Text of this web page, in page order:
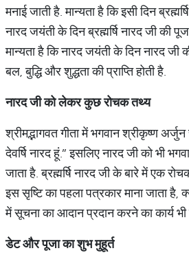
मनाई जाती है. मान्यता है कि इसी दिन
नारद जयंती के दिन ब्रह्मर्षि नारद जी की
मान्यता है कि नारद जयंती के दिन नारद जी
बल, बुद्धि और शुद्धता की प्राप्ति होती है.
नारदजीकोलेकरकुछरोचकतथ्य
श्रीमद्भागवत गीता में भगवान श्रीकृष्ण
देवर्षि नारद हूं.” इसलिए नारद जी को भी
जाता है. ब्रह्मर्षि नारद जी के बारे में एक
इस सृष्टि का पहला पत्रकार माना जाता है,
में सूचना का आदान प्रदान करने का कार्य
डेटऔरपूजाकाशुभमुहूर्त